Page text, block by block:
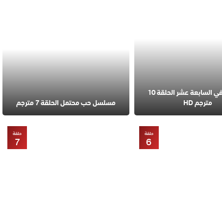
مسلسل في السابعة عشر الحلقة 10
مترجم HD
مسلسل حب محتمل الحلقة 7 مترجم
حلقة
6
حلقة
7